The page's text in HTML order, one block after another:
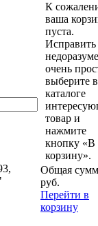
К
ваша
пуста.
Исправить
очень
выберите в
каталоге
товар и
нажмите
кнопку «В
корзину».
Общая
руб.
Перейти в
корзину